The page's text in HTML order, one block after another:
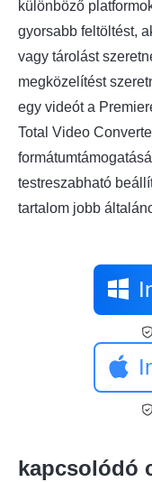
különböző
gyorsabb feltöltést,
vagy tárolást
megközelítést
egy videót a
Total Video
testreszabható
tartalom jobb
kapcsolódó